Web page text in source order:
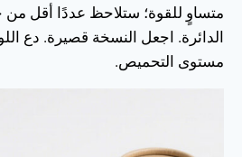
متساوٍ للقوة؛ ستلاحظ عددًا أقل
الدائرة. اجعل النسخة قصيرة. دع
مستوى التحميص.